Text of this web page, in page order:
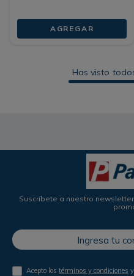
AGREGAR
Has visto
Suscríbete a nuestro
Acepto lostérminos y condiciones